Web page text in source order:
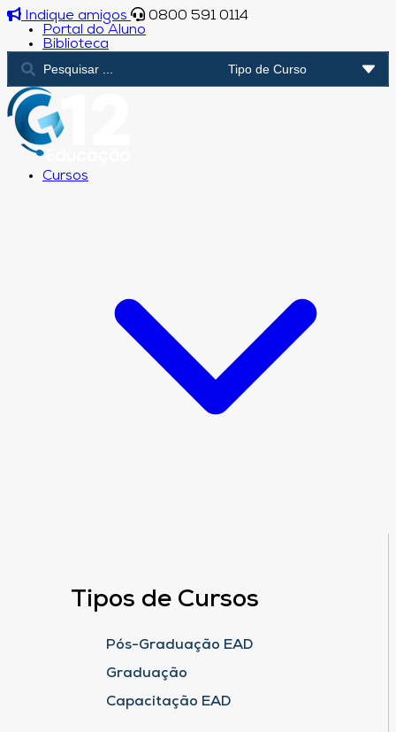
Indique amigos
0800 591 0114
Portal do Aluno
Biblioteca
Cursos
Tipos de Cursos
Pós-Graduação EAD
Graduação
Capacitação EAD